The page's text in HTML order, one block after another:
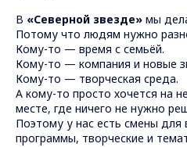
В «Северной звезде» мы
Потому что людям нужно
Кому-то — время с семьёй.
Кому-то — компания и новые
Кому-то — творческая среда.
А кому-то просто хочется на
месте, где ничего не нужно
Поэтому у нас есть смены для
программы, творческие и